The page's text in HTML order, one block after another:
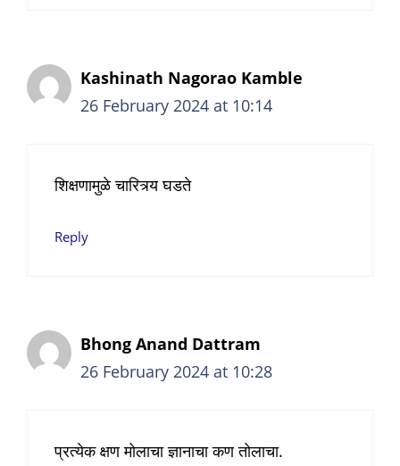
Kashinath Nagorao Kamble
26 February 2024 at 10:14
शिक्षणामुळे चारित्र्य घडते
Reply
Bhong Anand Dattram
26 February 2024 at 10:28
प्रत्येक क्षण मोलाचा ज्ञानाचा कण तोलाचा.